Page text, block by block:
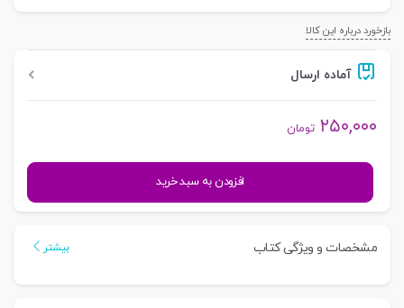
بازخورد درباره این کالا
آماده ارسال
۲۵۰,۰۰۰ تومان
مقدمه
ای
حقوق
افزودن به سبد خرید
مشخصات و ویژگی کتاب بیشتر